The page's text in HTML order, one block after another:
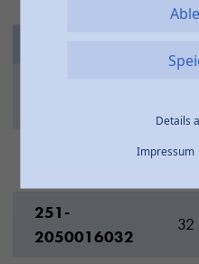
25
251-
2050016032
32
Details
Impressum